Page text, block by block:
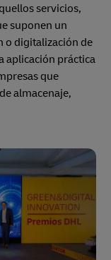
servicios,
suponen un
o digitalización de
aplicación práctica
que
almacenaje,